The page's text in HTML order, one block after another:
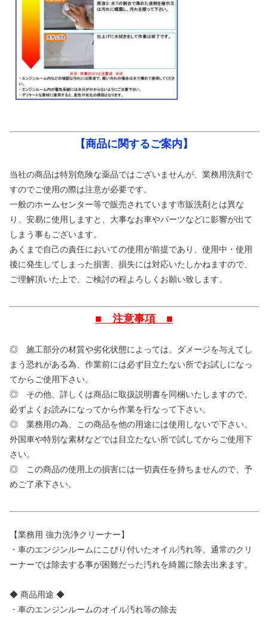
【商品に関するご案内】
当社の商品は特別危険な薬品ではございませんが、業務用洗剤で
すのでご使用の際は注意が必要です。
一般のホームセンター等で販売されています市販洗剤とは異な
り、安易に使用しますと、大事なお車やパーツなどに影響が出て
しまう事もございます。
あくまで自己の責任においての使用が前提であり、使用中・使用
後に発生してしまった損害、損失には対応いたしかねますので、
ご理解頂いた上で、ご検討の程よろしくお願い致します。
■ 注意事項 ■
◎ 施工部分の材質や劣化状態によっては、ダメージを与えてし
まう恐れがある為、作業前には必ず目立たない所でお試しになっ
てからご使用下さい。
◎ その他、詳しくは商品に取扱説明書を同梱いたしますので、
必ずよくお読みになってから作業を行なって下さい。
◎ 業務用の為、この商品を他の用途には使用しないで下さい。
外国車や特別な素材などでは目立たない所で試してからご使用下
さい。
◎ この商品の使用上の損害には一切責任を持ちませんので、予
めご了承下さい。
【業務用 強力洗浄クリーナー】
・車のエンジンルームにこびり付いたオイル汚れ等、通常のクリ
ーナーでは除去する事が困難だった汚れを綺麗に除去出来ます。
◆ 商品用途 ◆
・車のエンジンルームのオイル汚れ等の除去